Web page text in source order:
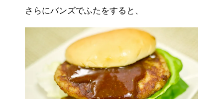
さらにバンズでふたをすると、